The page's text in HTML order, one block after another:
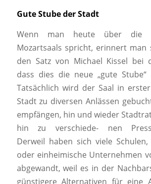
Gute Stube der Stadt
Wenn man heute über die
Mozartsaals spricht, erinnert man
den Satz von Michael Kissel bei
dass dies die neue „gute
Tatsächlich wird der Saal in
Stadt zu diversen Anlässen
empfängen, hin und wieder
hin zu verschiede- nen
Derweil haben sich viele Schulen,
oder einheimische Unternehmen
abgewandt, weil es in der
günstigere Alternativen für eine